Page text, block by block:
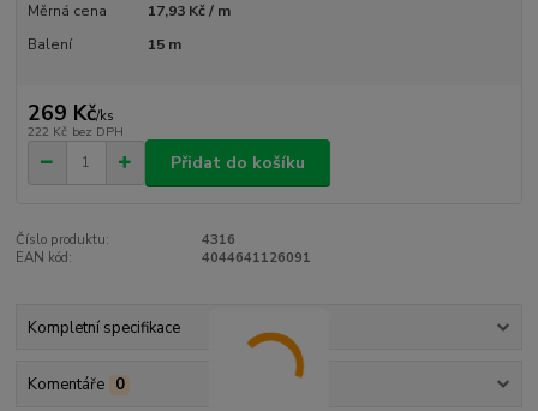
Měrná cena
17,93 Kč / m
Balení
15 m
269 Kč/ks
222 Kč bez DPH
Přidat do košíku
Číslo produktu:
4316
EAN kód:
4044641126091
Kompletní specifikace
Komentáře 0